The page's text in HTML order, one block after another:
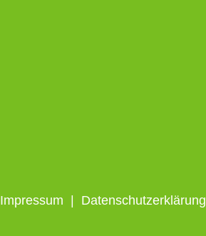
Impressum Datenschutzerklärung